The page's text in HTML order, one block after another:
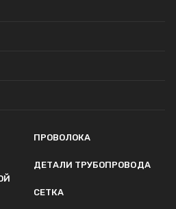
ПРОВОЛОКА
ДЕТАЛИ ТРУБОПРОВОДА
СЕТКА